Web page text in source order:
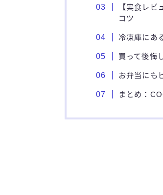
【実食レ
コツ
冷凍庫にあ
買って後悔
お弁当にも
まとめ：